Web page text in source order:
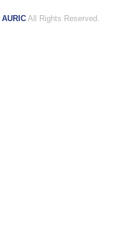
AURIC All Rights Reserved.